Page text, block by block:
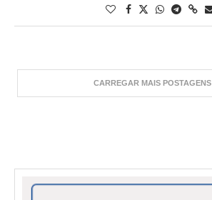
CARREGAR MAIS POSTAGENS